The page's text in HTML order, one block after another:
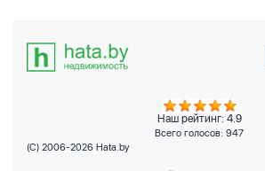
Наш рейтинг: 4.9
Всего голосов: 947
(C) 2006-2026 Hata.by